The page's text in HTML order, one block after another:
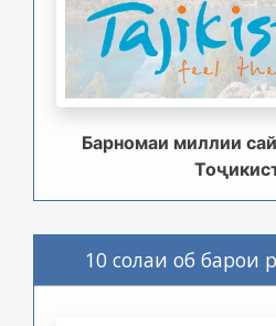
Барномаи миллии
10 солаи об барои